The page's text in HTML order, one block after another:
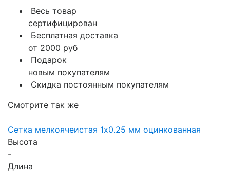
Весь товар
сертифицирован
Бесплатная доставка
от 2000 руб
Подарок
новым покупателям
Скидка постоянным покупателям
Смотрите так же
Сетка мелкоячеистая 1х0.25 мм оцинкованная
Высота
-
Длина